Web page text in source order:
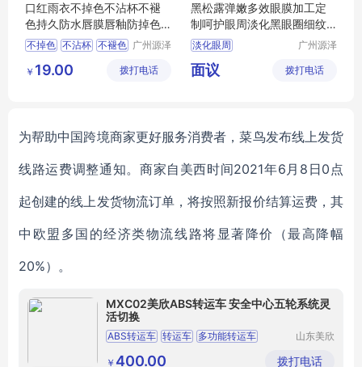
口红雨衣不掉色不沾杯不褪
色持久防水唇膜唇釉防掉色O
EM定做
不掉色 不沾杯 不褪色 广州源泽
公司
￥ 19.00 拨打电话
黑松露弹嫩多效眼膜加工定
制呵护眼周淡化黑眼圈细纹
多效眼 膜oem
淡化眼周
广州源泽
公司
面议 拨打电话
为帮助中国跨境商家更好服务消费者，菜鸟发布线上发货
线路运费调整通知。 商家自美西时间2021年6月8日0点
起创建的线上发货物流订单，将按照新报价结算运费，其
中欧盟多国的经济类物流线路将显著降价（最高降幅
20%） 。
MXC02美欣ABS转运车 安全中心五轮系统灵
活切换
ABS转运车 转运车 多功能转运车
移动转运车
山东美欣
有限公司
￥ 400.00 拨打电话